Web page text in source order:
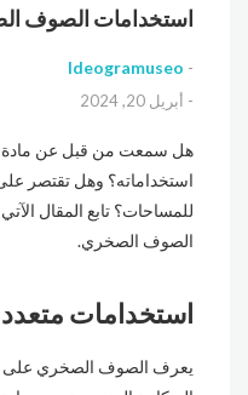
استخدامات الصوف
Ideogramuseo
أبريل 20, 2024
هل سمعت من قبل عن
استخداماته؟ وهل تقتصر
للمساحات؟ تابع المقال
الصوف الصخري.
استخدامات
يعرف الصوف الصخري على